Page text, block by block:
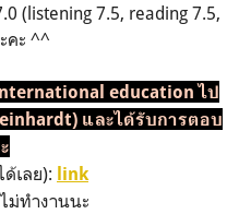
(listening 7.5, reading 7.5,
คะ ^^
education ไป
และได้รับการตอบ
เลย): link
ม่ทำงานนะ